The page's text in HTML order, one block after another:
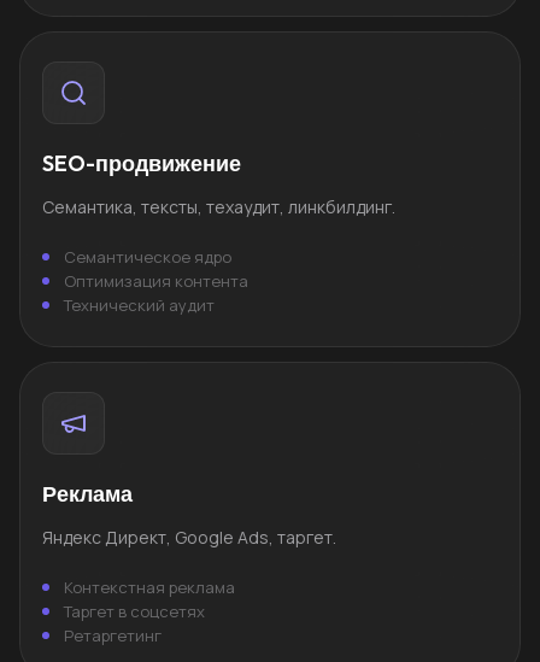
SEO-продвижение
Семантика, тексты, техаудит, линкбилдинг.
Семантическое ядро
Оптимизация контента
Технический аудит
Реклама
Яндекс Директ, Google Ads, таргет.
Контекстная реклама
Таргет в соцсетях
Ретаргетинг